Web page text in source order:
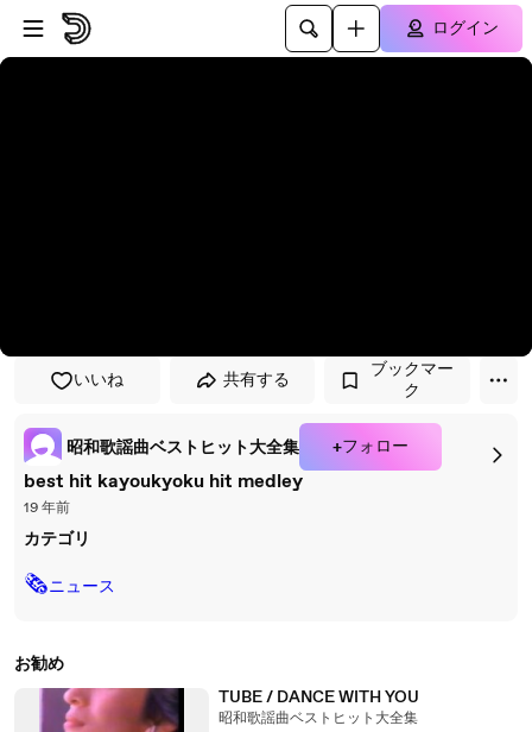
プレイヤーにスキップ
メインコンテンツにスキップ
ログイン
いいね 共有する
ブックマー
ク
昭和歌謡曲ベストヒット大全集 +フォロー
best hit kayoukyoku hit medley
19 年前
カテゴリ
🗞ニュース
お勧め
TUBE / DANCE WITH YOU
昭和歌謡曲ベストヒット大全集